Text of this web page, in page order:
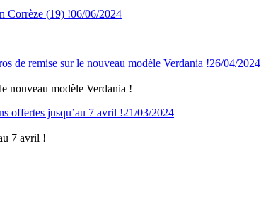
06/06/2024
26/04/2024
nouveau modèle Verdania !
21/03/2024
7 avril !